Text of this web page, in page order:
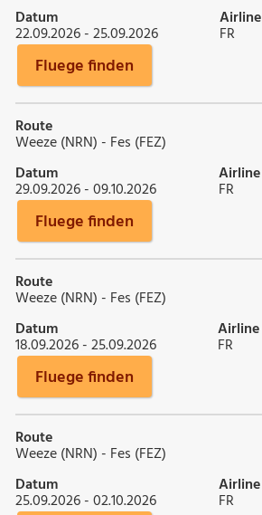
Datum
22.09.2026 - 25.09.2026
Airline
FR
Fluege finden
Route
Weeze (NRN) - Fes (FEZ)
Datum
29.09.2026 - 09.10.2026
Airline
FR
Fluege finden
Route
Weeze (NRN) - Fes (FEZ)
Datum
18.09.2026 - 25.09.2026
Airline
FR
Fluege finden
Route
Weeze (NRN) - Fes (FEZ)
Datum
25.09.2026 - 02.10.2026
Airline
FR